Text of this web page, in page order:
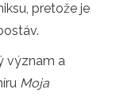
pretože je
význam a
Moja